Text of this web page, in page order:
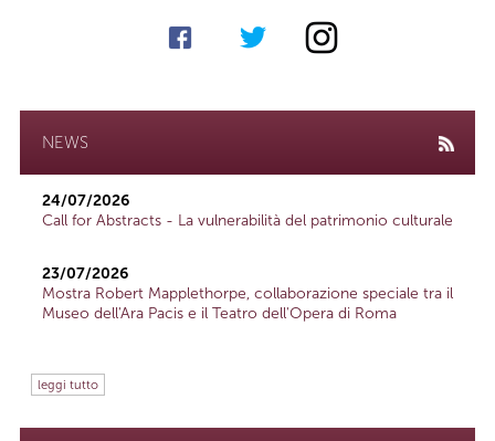
NEWS
24/07/2026
Call for Abstracts - La vulnerabilità del patrimonio culturale
23/07/2026
Mostra Robert Mapplethorpe, collaborazione speciale tra il
Museo dell'Ara Pacis e il Teatro dell'Opera di Roma
leggi tutto